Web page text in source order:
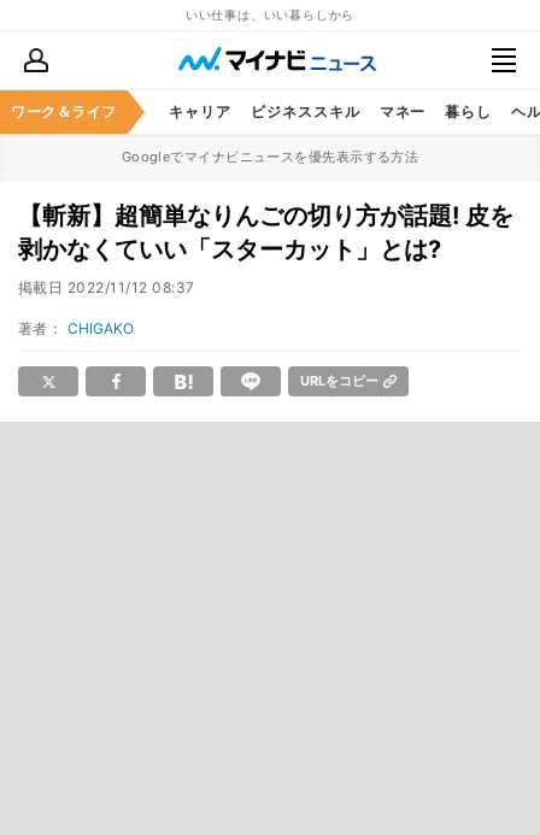
いい仕事は、いい暮らしから
ワーク＆ライフ キャリア ビジネススキル マネー 暮らし ヘ
Googleでマイナビニュースを優先表示する方法
【斬新】超簡単なりんごの切り方が話題! 皮を
剥かなくていい「スターカット」とは?
掲載日 2022/11/12 08:37
著者： CHIGAKO
URLをコピー